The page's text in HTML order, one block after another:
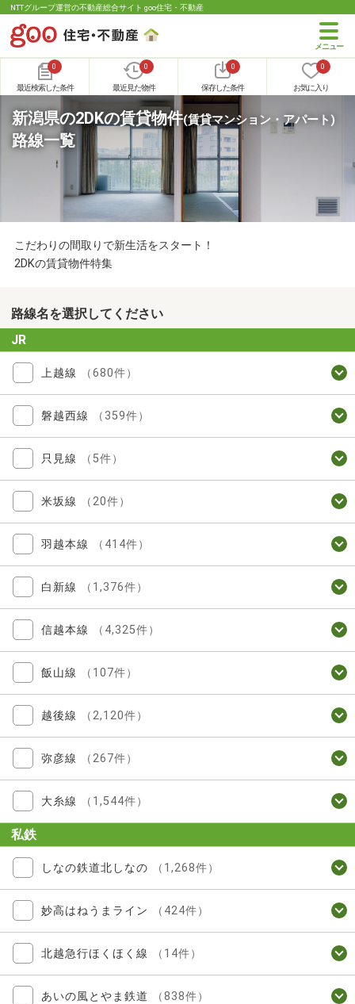
NTTグループ運営の不動産総合サイト goo住宅・不動産
0
最近検索した条件
0
最近見た物件
0
保存した条件
0
お気に入り
新潟県の2DKの賃貸物件(賃貸マンション・アパート)
路線一覧
こだわりの間取りで新生活をスタート！
2DKの賃貸物件特集
路線名を選択してください
JR
上越線 （680件）
磐越西線 （359件）
只見線 （5件）
米坂線 （20件）
羽越本線 （414件）
白新線 （1,376件）
信越本線 （4,325件）
飯山線 （107件）
越後線 （2,120件）
弥彦線 （267件）
大糸線 （1,544件）
私鉄
しなの鉄道北しなの （1,268件）
妙高はねうまライン （424件）
北越急行ほくほく線 （14件）
あいの風とやま鉄道 （838件）